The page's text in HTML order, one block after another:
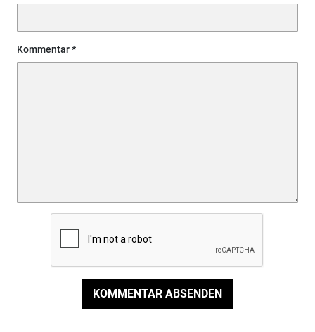
Kommentar
KOMMENTAR ABSENDEN